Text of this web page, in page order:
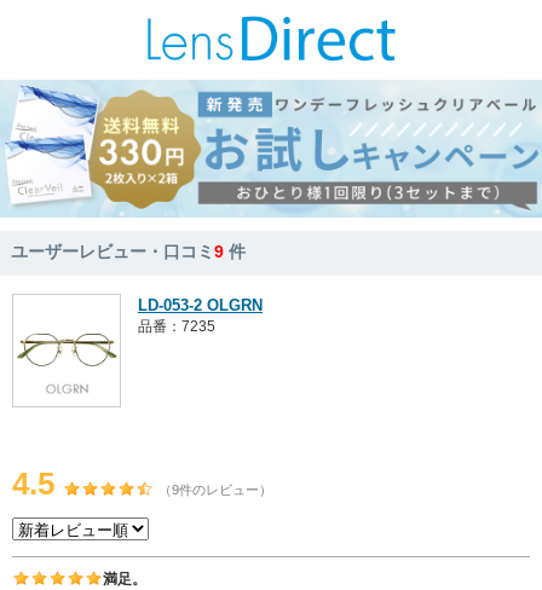
ユーザーレビュー・口コミ9 件
LD-053-2 OLGRN
品番：7235
4.5 （9件のレビュー）
満足。